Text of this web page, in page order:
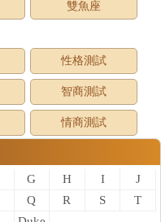
雙魚座
性格測試
智商測試
情商測試
G H I
J
Q R S
T